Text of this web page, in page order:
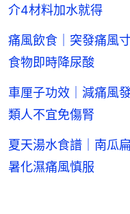
介4材料加水就得
痛風飲食｜突發痛風
食物即時降尿酸
車厘子功效｜減痛風
類人不宜免傷腎
夏天湯水食譜｜南瓜
暑化濕痛風慎服